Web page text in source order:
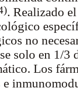
. Realizado
no
solo en 1/3
Los
e